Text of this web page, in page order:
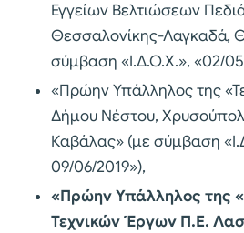
Εγγείων Βελτιώσεων
Θεσσαλονίκης-Λαγκαδά,
σύμβαση «Ι.Δ.Ο.Χ.», «02/
«Πρώην Υπάλληλος της
Δήμου Νέστου,
Καβάλας» (με σύμβαση
09/06/2019»),
«Πρώην Υπάλληλος της
Τεχνικών Έργων Π.Ε.